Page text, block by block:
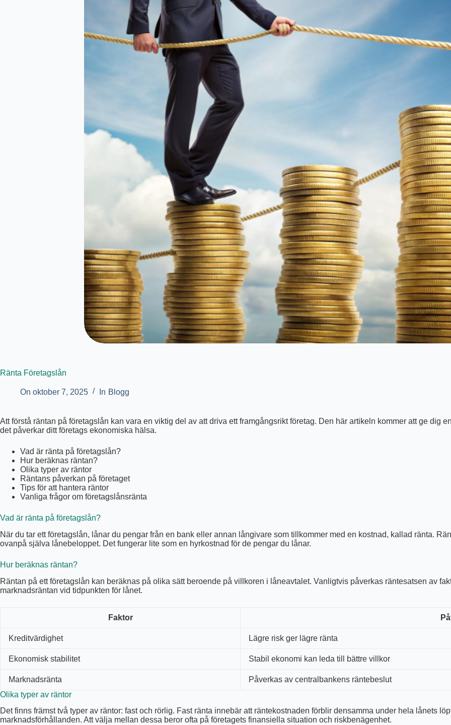
Ränta Företagslån
On oktober 7, 2025 In Blogg
Att förstå räntan på företagslån kan vara en viktig del av att driva ett framgångsrikt företag. Den här artikeln kommer att ge dig
det påverkar ditt företags ekonomiska hälsa.
Vad är ränta på företagslån?
Hur beräknas räntan?
Olika typer av räntor
Räntans påverkan på företaget
Tips för att hantera räntor
Vanliga frågor om företagslånsränta
Vad är ränta på företagslån?
När du tar ett företagslån, lånar du pengar från en bank eller annan långivare som tillkommer med en kostnad, kallad ränta.
ovanpå själva lånebeloppet. Det fungerar lite som en hyrkostnad för de pengar du lånar.
Hur beräknas räntan?
Räntan på ett företagslån kan beräknas på olika sätt beroende på villkoren i låneavtalet. Vanligtvis påverkas räntesatsen av
marknadsräntan vid tidpunkten för lånet.
Faktor
Kreditvärdighet Lägre risk ger lägre ränta
Ekonomisk stabilitet Stabil ekonomi kan leda till bättre villkor
Marknadsränta
Påverkas av centralbankens räntebeslut
Olika typer av räntor
Det finns främst två typer av räntor: fast och rörlig. Fast ränta innebär att räntekostnaden förblir densamma under hela lånets
marknadsförhållanden. Att välja mellan dessa beror ofta på företagets finansiella situation och riskbenägenhet.